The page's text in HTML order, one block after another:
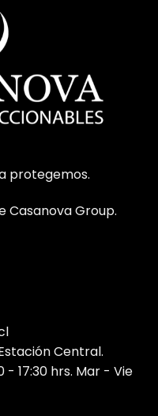
protegemos.
Casanova Group.
Central.
- 17:30 hrs. Mar - Vie